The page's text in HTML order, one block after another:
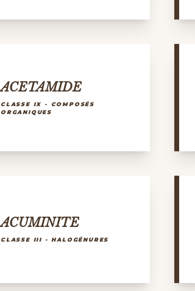
ACETAMIDE
CLASSE IX - COMPOSÉS
ORGANIQUES
ACUMINITE
CLASSE III - HALOGÉNURES